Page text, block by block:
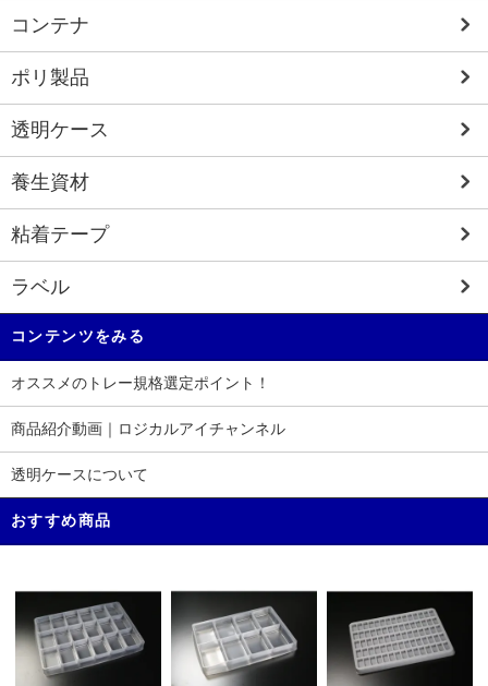
コンテナ
ポリ製品
透明ケース
養生資材
粘着テープ
ラベル
コンテンツをみる
オススメのトレー規格選定ポイント！
商品紹介動画｜ロジカルアイチャンネル
透明ケースについて
おすすめ商品